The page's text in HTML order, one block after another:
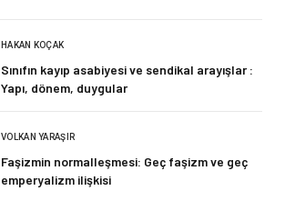
HAKAN KOÇAK
Sınıfın kayıp asabiyesi ve sendikal arayışlar :
Yapı, dönem, duygular
VOLKAN YARAŞIR
Faşizmin normalleşmesi: Geç faşizm ve geç
emperyalizm ilişkisi